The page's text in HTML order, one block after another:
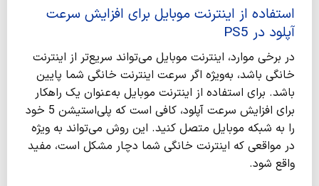
استفاده از اینترنت موبایل برای افزایش سرعت
آپلود در PS5
در برخی موارد، اینترنت موبایل می‌تواند سریع‌تر از اینترنت
خانگی باشد، به‌ویژه اگر سرعت اینترنت خانگی شما پایین
باشد. برای استفاده از اینترنت موبایل به‌عنوان یک راهکار
برای افزایش سرعت آپلود، کافی است که پلی‌استیشن 5 خود
را به شبکه موبایل متصل کنید. این روش می‌تواند به ویژه
در مواقعی که اینترنت خانگی شما دچار مشکل است، مفید
واقع شود.